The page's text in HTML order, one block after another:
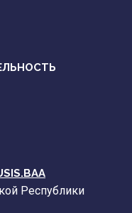
Республики